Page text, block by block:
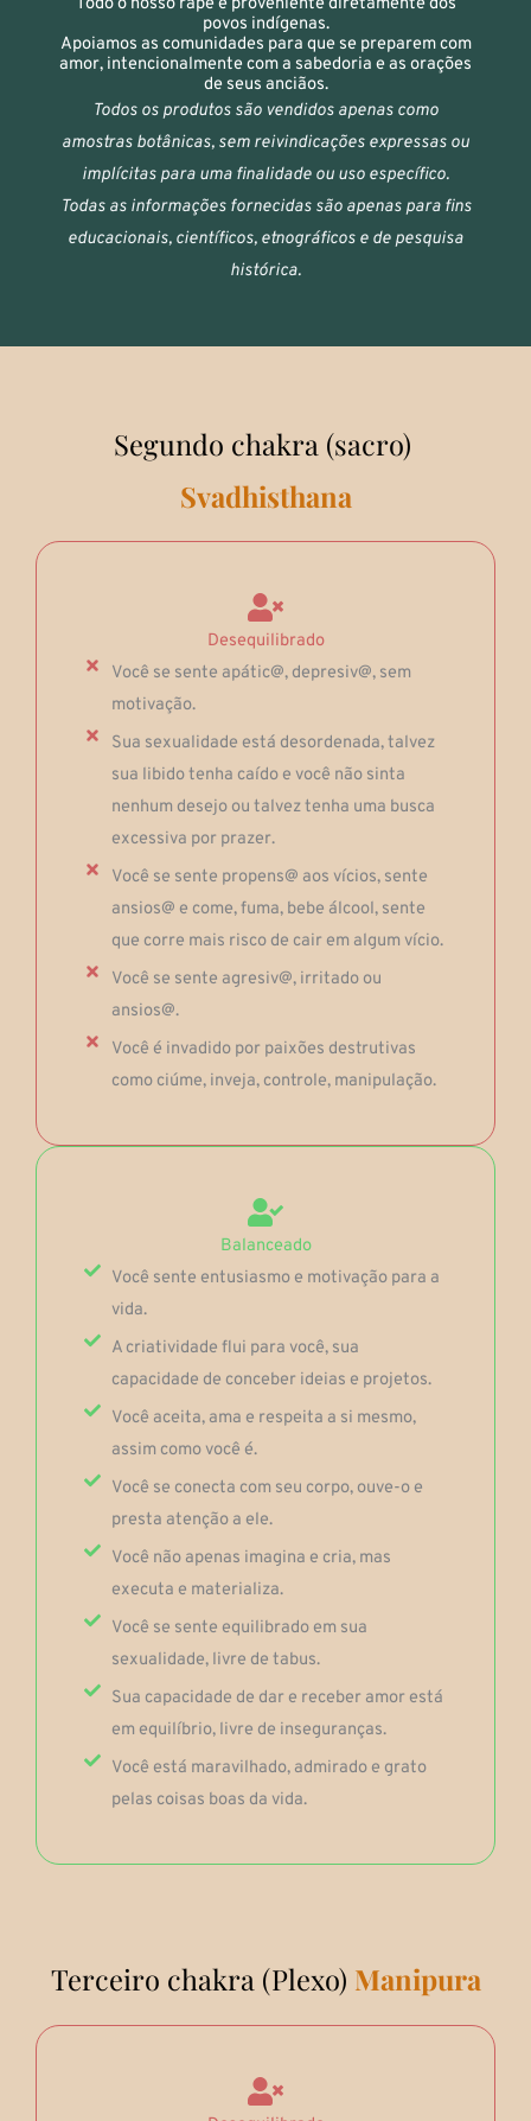
povos indígenas.
Apoiamos as comunidades para que se preparem com
amor, intencionalmente com a sabedoria e as orações
de seus anciãos.
Todos os produtos são vendidos apenas como
amostras botânicas, sem reivindicações expressas ou
implícitas para uma finalidade ou uso específico.
Todas as informações fornecidas são apenas para fins
educacionais, científicos, etnográficos e de pesquisa
histórica.
Segundo chakra (sacro)
Svadhisthana
Desequilibrado
Você se sente apátic@, depresiv@, sem
motivação.
Sua sexualidade está desordenada, talvez
sua libido tenha caído e você não sinta
nenhum desejo ou talvez tenha uma busca
excessiva por prazer.
Você se sente propens@ aos vícios, sente
ansios@ e come, fuma, bebe álcool, sente
que corre mais risco de cair em algum vício.
Você se sente agresiv@, irritado ou
ansios@.
Você é invadido por paixões destrutivas
como ciúme, inveja, controle, manipulação.
Balanceado
Você sente entusiasmo e motivação para a
vida.
A criatividade flui para você, sua
capacidade de conceber ideias e projetos.
Você aceita, ama e respeita a si mesmo,
assim como você é.
Você se conecta com seu corpo, ouve-o e
presta atenção a ele.
Você não apenas imagina e cria, mas
executa e materializa.
Você se sente equilibrado em sua
sexualidade, livre de tabus.
Sua capacidade de dar e receber amor está
em equilíbrio, livre de inseguranças.
Você está maravilhado, admirado e grato
pelas coisas boas da vida.
Terceiro chakra (Plexo) Manipura